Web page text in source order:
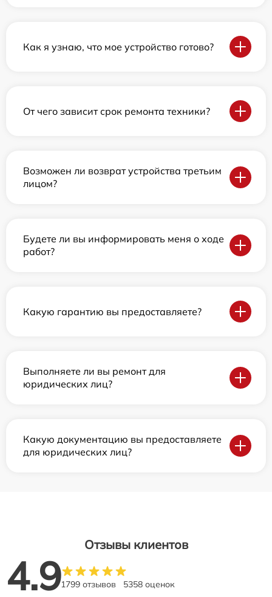
Как я узнаю, что мое устройство готово?
От чего зависит срок ремонта техники?
Возможен ли возврат устройства третьим
лицом?
Будете ли вы информировать меня о ходе
работ?
Какую гарантию вы предоставляете?
Выполняете ли вы ремонт для
юридических лиц?
Какую документацию вы предоставляете
для юридических лиц?
Отзывы клиентов
4.91799 отзывов 5358 оценок